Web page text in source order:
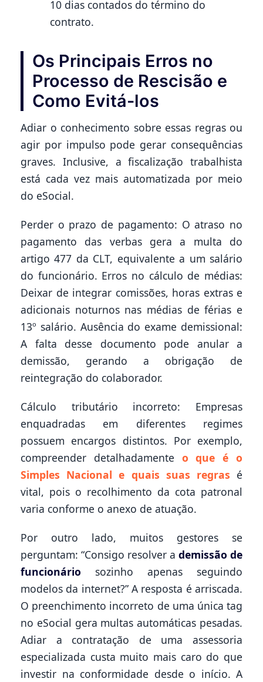
10 dias contados do término do
contrato.
Os Principais Erros no
Processo de Rescisão e
Como Evitá-los
Adiar o conhecimento sobre essas regras ou
agir por impulso pode gerar consequências
graves. Inclusive, a fiscalização trabalhista
está cada vez mais automatizada por meio
do eSocial.
Perder o prazo de pagamento: O atraso no
pagamento das verbas gera a multa do
artigo 477 da CLT, equivalente a um salário
do funcionário. Erros no cálculo de médias:
Deixar de integrar comissões, horas extras e
adicionais noturnos nas médias de férias e
13º salário. Ausência do exame demissional:
A falta desse documento pode anular a
demissão, gerando a obrigação de
reintegração do colaborador.
Cálculo tributário incorreto: Empresas
enquadradas em diferentes regimes
possuem encargos distintos. Por exemplo,
compreender detalhadamente o que é o
Simples Nacional e quais suas regras é
vital, pois o recolhimento da cota patronal
varia conforme o anexo de atuação.
Por outro lado, muitos gestores se
perguntam: “Consigo resolver a demissão de
funcionário sozinho apenas seguindo
modelos da internet?” A resposta é arriscada.
O preenchimento incorreto de uma única tag
no eSocial gera multas automáticas pesadas.
Adiar a contratação de uma assessoria
especializada custa muito mais caro do que
investir na conformidade desde o início. A